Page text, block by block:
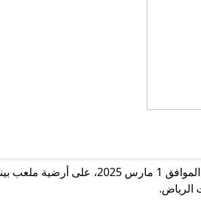
ستقام مباراة ريال بيتيس ضد ريال مدريد ضمن منافسات الدوري الإسباني لموسم 2024-
الرياض.